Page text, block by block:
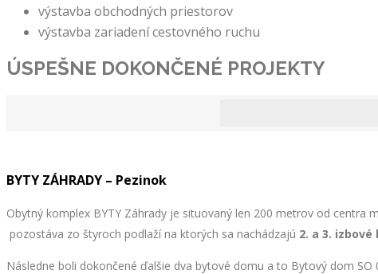
výstavba obchodných priestorov
výstavba zariadení cestovného ruchu
ÚSPEŠNE DOKONČENÉ PROJEKTY
BYTY ZÁHRADY – Pezinok
Obytný komplex BYTY Záhrady je situovaný len 200 metrov od
pozostáva zo štyroch podlaží na ktorých sa nachádzajú 2. a 3. izbové
Následne boli dokončené ďalšie dva bytové domu a to Bytový dom